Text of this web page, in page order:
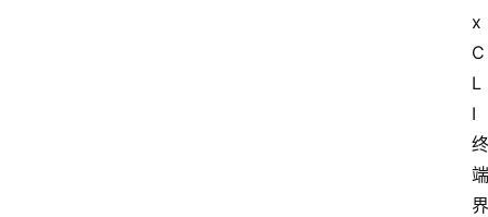
x
C
L
I
终
端
界